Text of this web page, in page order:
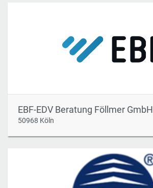
EBF-EDV Beratung Föllmer GmbH
50968 Köln